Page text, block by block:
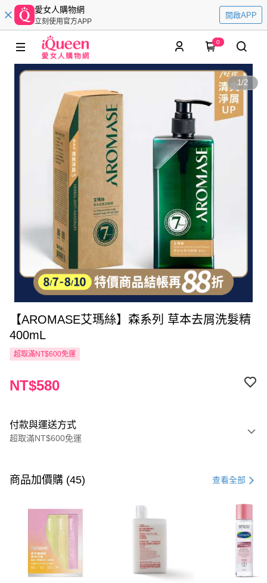
愛女人購物網
立刻使用官方APP
開啟APP
0
1/2
【AROMASE艾瑪絲】森系列 草本去屑洗髮精
400mL
超取滿NT$600免運
NT$580
付款與運送方式
超取滿NT$600免運
信用卡一次付款
Apple Pay
街口支付
商品加價購 (45) 查看全部